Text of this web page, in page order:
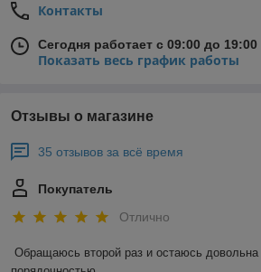
Контакты
Сегодня работает с 09:00 до 19:00
Показать весь график работы
Отзывы о магазине
35 отзывов за всё время
Покупатель
Отлично
Обращаюсь второй раз и остаюсь довольна